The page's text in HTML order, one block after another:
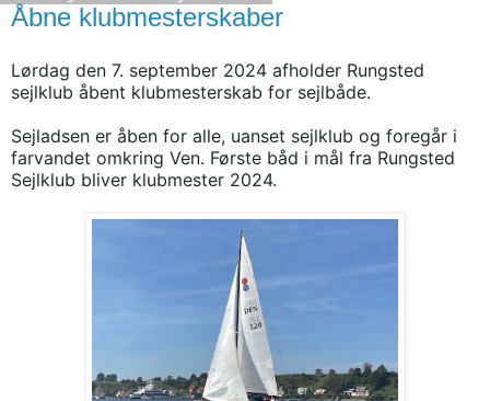
Åbne klubmesterskaber
Lørdag den 7. september 2024 afholder Rungsted
sejlklub åbent klubmesterskab for sejlbåde.
Sejladsen er åben for alle, uanset sejlklub og foregår i
farvandet omkring Ven. Første båd i mål fra Rungsted
Sejlklub bliver klubmester 2024.